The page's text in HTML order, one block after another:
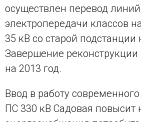
осуществлен перевод линий
электропередачи классов
35 кВ со старой подстанции
Завершение
на 2013 год.
Ввод в работу
ПС 330 кВ Садовая повысит